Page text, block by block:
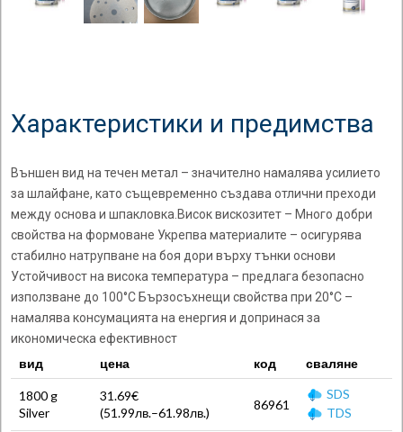
Характеристики и предимства
Външен вид на течен метал – значително намалява усилието
за шлайфане, като същевременно създава отлични преходи
между основа и шпакловка.Висок вискозитет – Много добри
свойства на формоване Укрепва материалите – осигурява
стабилно натрупване на боя дори върху тънки основи
Устойчивост на висока температура – предлага безопасно
използване до 100°C Бързосъхнещи свойства при 20°C –
намалява консумацията на енергия и допринася за
икономическа ефективност
вид цена код сваляне
1800 g
Silver
31.69€
(51.99лв.–61.98лв.)
86961
SDS
TDS